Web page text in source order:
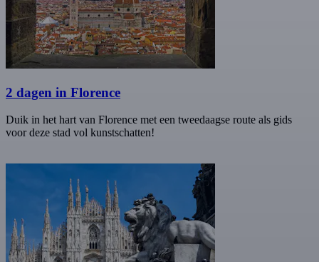
2 dagen in Florence
Duik in het hart van Florence met een tweedaagse route als gids
voor deze stad vol kunstschatten!